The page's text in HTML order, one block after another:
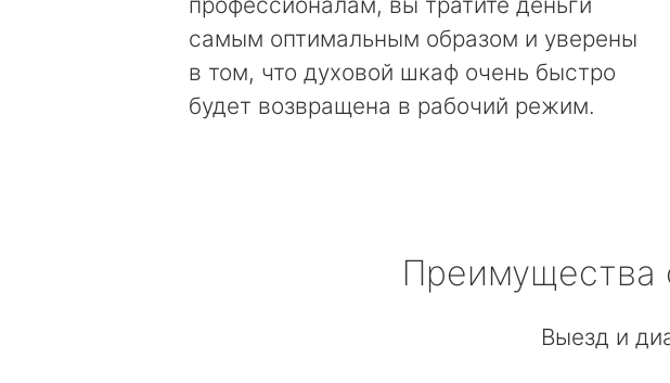
самым оптимальным образом и уверены
в том, что духовой шкаф очень быстро
будет возвращена в рабочий режим.
Преимущества
Выезд и